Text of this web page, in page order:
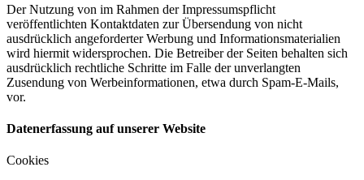
Der Nutzung von im Rahmen der Impressumspflicht
veröffentlichten Kontaktdaten zur Übersendung von nicht
ausdrücklich angeforderter Werbung und Informationsmaterialien
wird hiermit widersprochen. Die Betreiber der Seiten behalten sich
ausdrücklich rechtliche Schritte im Falle der unverlangten
Zusendung von Werbeinformationen, etwa durch Spam-E-Mails,
vor.
Datenerfassung auf unserer Website
Cookies